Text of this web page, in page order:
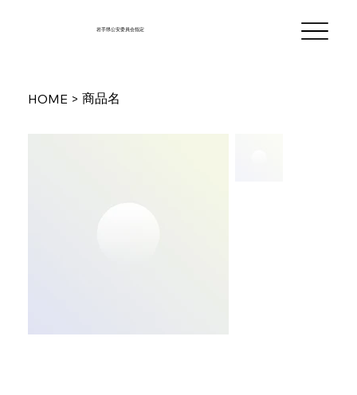
岩手県公安委員会指定
HOME > 商品名